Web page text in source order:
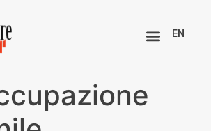
EN